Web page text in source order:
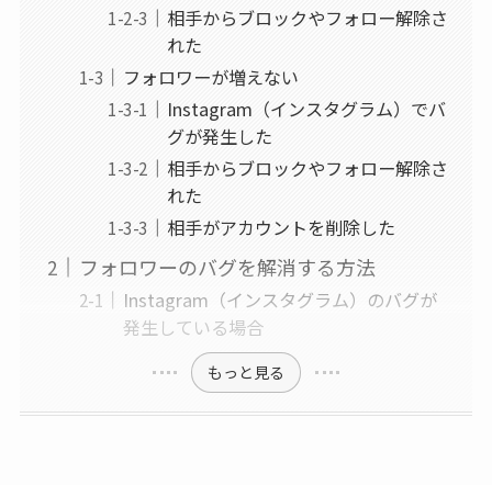
相手からブロックやフォロー解除さ
れた
フォロワーが増えない
Instagram（インスタグラム）でバ
グが発生した
相手からブロックやフォロー解除さ
れた
相手がアカウントを削除した
フォロワーのバグを解消する方法
Instagram（インスタグラム）のバグが
発生している場合
もっと見る